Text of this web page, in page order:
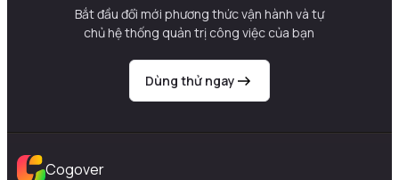
Bắt đầu đổi mới phương thức vận hành và tự
chủ hệ thống quản trị công việc của bạn
Dùng thử ngay
Cogover